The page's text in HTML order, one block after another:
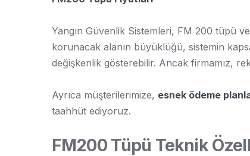
Yangın Güvenlik Sistemleri, FM 200 tüpü
korunacak alanın büyüklüğü, sistemin
değişkenlik gösterebilir. Ancak firmamız,
Ayrıca müşterilerimize, esnek ödeme
taahhüt ediyoruz.
FM200 Tüpü Teknik